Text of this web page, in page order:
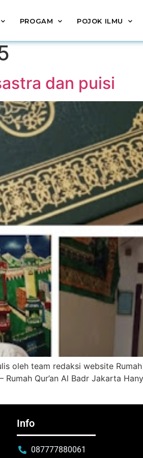
PROGAM POJOK ILMU
dan puisi
oleh team redaksi website
Qur’an Al Badr Jakarta
Info
087777880061